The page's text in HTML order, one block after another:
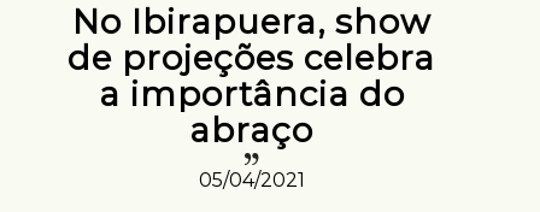
No Ibirapuera, show
de projeções celebra
a importância do
abraço
05/04/2021